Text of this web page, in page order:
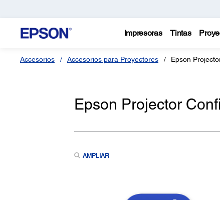
Impresoras Tintas
Accesorios Accesorios para Proyectores Epson
Epson Projector
AMPLIAR